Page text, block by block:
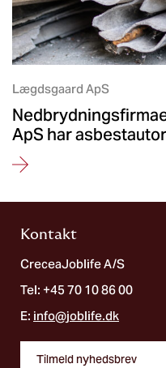
Lægdsgaard ApS
ApS har
Kontakt
CreceaJoblife A/S
Tel: +45 70 10 86 00
E: info@joblife.dk
Tilmeld nyhedsbrev